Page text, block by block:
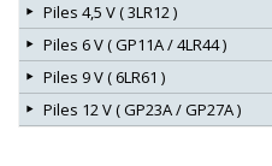
Piles 4,5 V ( 3LR12 )
Piles 6 V ( GP11A / 4LR44 )
Piles 9 V ( 6LR61 )
Piles 12 V ( GP23A / GP27A )